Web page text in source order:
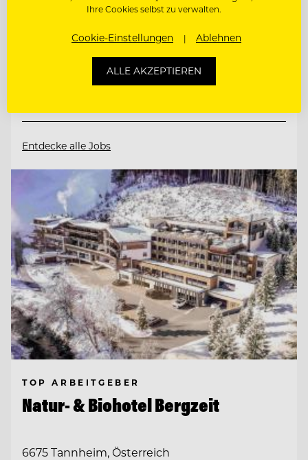
ETAGENFACHKRAFT (M/W/D)
Entdecke alle Jobs
TOP ARBEITGEBER
Natur- & Biohotel Bergzeit
6675 Tannheim, Österreich
Ihre Cookies selbst zu verwalten.
Cookie-Einstellungen Ablehnen
ALLE AKZEPTIEREN